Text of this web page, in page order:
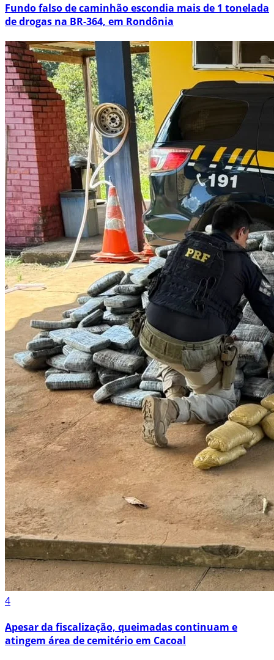
Fundo falso de caminhão escondia mais de 1 tonelada
de drogas na BR-364, em Rondônia
4
Apesar da fiscalização, queimadas continuam e
atingem área de cemitério em Cacoal